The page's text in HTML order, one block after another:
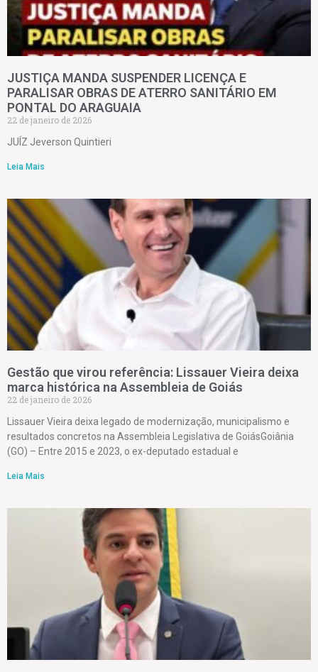
JUSTIÇA MANDA SUSPENDER LICENÇA E
PARALISAR OBRAS DE ATERRO SANITÁRIO EM
PONTAL DO ARAGUAIA
22 de janeiro de 2026
JUÍZ Jeverson Quintieri
Leia Mais
Gestão que virou referência: Lissauer Vieira deixa
marca histórica na Assembleia de Goiás
22 de janeiro de 2026
Lissauer Vieira deixa legado de modernização, municipalismo e
resultados concretos na Assembleia Legislativa de GoiásGoiânia
(GO) – Entre 2015 e 2023, o ex-deputado estadual e
Leia Mais